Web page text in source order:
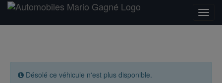
Désolé ce véhicule n'est plus disponible.